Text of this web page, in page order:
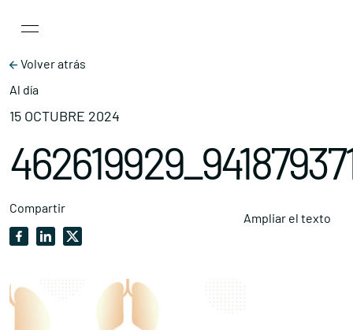
Main Navigation
Volver atrás
Al día
15 OCTUBRE 2024
Compartir
Ampliar el texto